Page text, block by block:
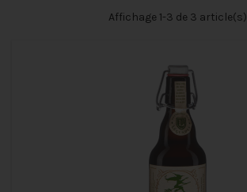
Affichage 1-3 de 3 article(s)